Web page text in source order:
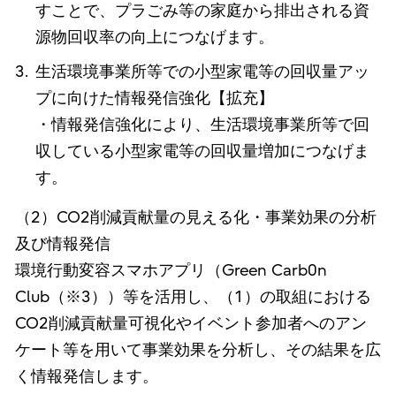
すことで、プラごみ等の家庭から排出される資
源物回収率の向上につなげます。
生活環境事業所等での小型家電等の回収量アッ
プに向けた情報発信強化【拡充】
・情報発信強化により、生活環境事業所等で回
収している小型家電等の回収量増加につなげま
す。
（2）CO2削減貢献量の見える化・事業効果の分析
及び情報発信
環境行動変容スマホアプリ（Green Carb0n
Club（※3））等を活用し、（1）の取組における
CO2削減貢献量可視化やイベント参加者へのアン
ケート等を用いて事業効果を分析し、その結果を広
く情報発信します。